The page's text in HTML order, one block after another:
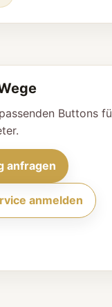
Buttons
anfragen
anmelden